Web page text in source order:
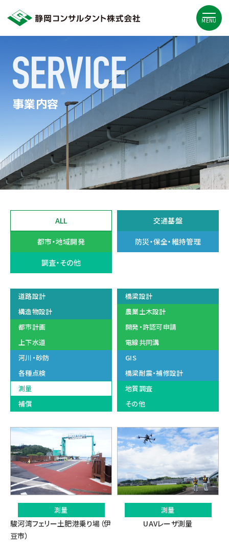
MENU
事業内容
ALL 交通基盤
都市・地域開発 防災・保全・維持管理
調査・その他
道路設計
橋梁設計
構造物設計
農業土木設計
都市計画
開発・許認可申請
上下水道
電線共同溝
河川・砂防
GIS
各種点検
橋梁耐震・補修設計
測量
地質調査
補償
その他
測量
駿河湾フェリー土肥港乗り場（伊
豆市）
測量
UAVレーザ測量